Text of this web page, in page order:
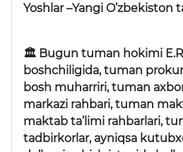
Yoshlar –Yangi O’zbekiston
🏛 Bugun tuman hokimi
boshchiligida, tuman
bosh muharriri, tuman
markazi rahbari, tuman
maktab ta’limi rahbarlari,
tadbirkorlar, ayniqsa